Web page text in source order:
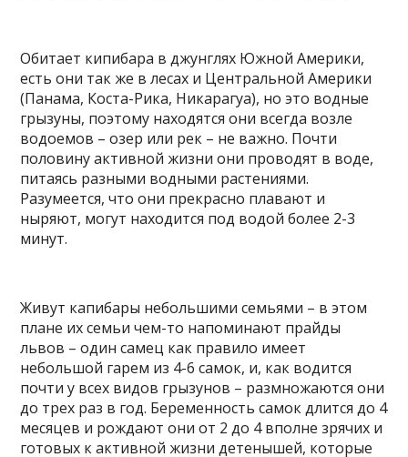
Обитает кипибара в джунглях Южной Америки,
есть они так же в лесах и Центральной Америки
(Панама, Коста-Рика, Никарагуа), но это водные
грызуны, поэтому находятся они всегда возле
водоемов – озер или рек – не важно. Почти
половину активной жизни они проводят в воде,
питаясь разными водными растениями.
Разумеется, что они прекрасно плавают и
ныряют, могут находится под водой более 2-3
минут.
Живут капибары небольшими семьями – в этом
плане их семьи чем-то напоминают прайды
львов – один самец как правило имеет
небольшой гарем из 4-6 самок, и, как водится
почти у всех видов грызунов – размножаются они
до трех раз в год. Беременность самок длится до 4
месяцев и рождают они от 2 до 4 вполне зрячих и
готовых к активной жизни детенышей, которые